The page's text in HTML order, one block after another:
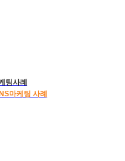
팅사례
마케팅 사례